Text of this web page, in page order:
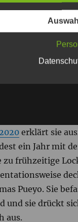
erklärt sie
ein Jahr mit
zu frühzeitige
Pueyo. Sie
und sie drückt
aus.